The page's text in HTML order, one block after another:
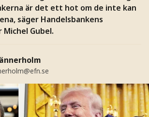
är det ett hot om de inte kan
säger Handelsbankens
Gubel.